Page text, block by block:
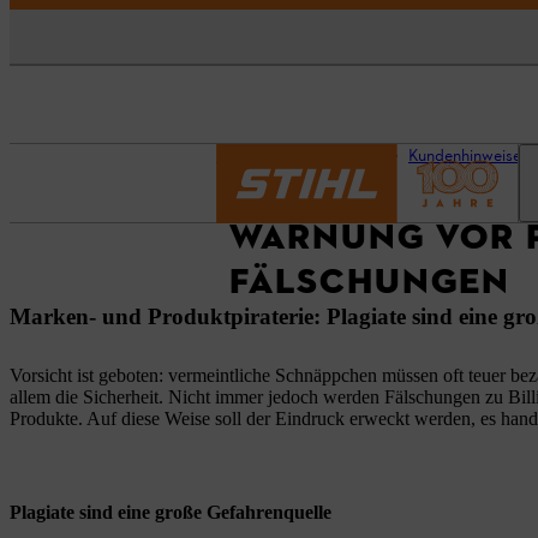
Kundenhinweise
WARNUNG VOR
FÄLSCHUNGEN
Marken- und Produktpiraterie: Plagiate sind eine
Vorsicht ist geboten: vermeintliche Schnäppchen müssen oft teuer
allem die Sicherheit. Nicht immer jedoch werden Fälschungen zu
Produkte. Auf diese Weise soll der Eindruck erweckt werden, es
Plagiate sind eine große Gefahrenquelle